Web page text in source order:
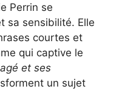
Perrin se
sa sensibilité. Elle
courtes et
qui captive le
et ses
un sujet